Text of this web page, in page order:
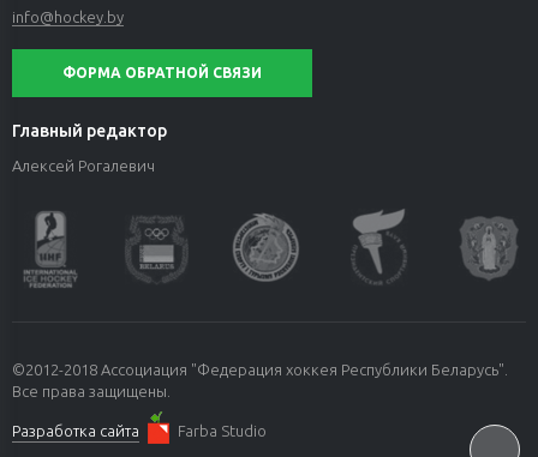
info@hockey.by
ФОРМА ОБРАТНОЙ СВЯЗИ
Главный редактор
Алексей Рогалевич
©2012-2018 Ассоциация "Федерация хоккея Республики Беларусь".
Все права защищены.
Разработка сайта Farba Studio